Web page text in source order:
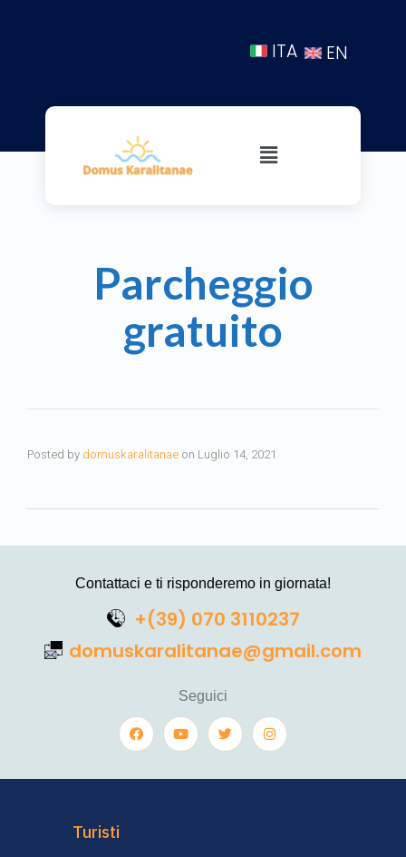
ITA EN
Parcheggio
gratuito
Posted by domuskaralitanae on Luglio 14, 2021
Contattaci e ti risponderemo in giornata!
+(39) 070 3110237
domuskaralitanae@gmail.com
Seguici
Turisti